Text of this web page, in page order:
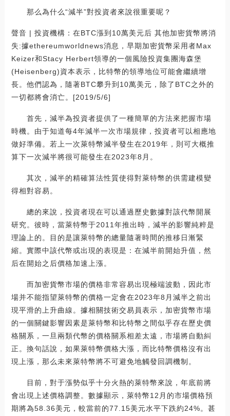
那么為什么“減半”對投資者來說很重要呢？
聲音 | 投資機構：在BTC漲到10萬美元后 其他加密貨幣將消
失:據ethereumworldnews消息，早期加密貨幣采用者Max
Keizer和Stacy Herbert領導的一個風險投資集團海森堡
(Heisenberg)資本表示，比特幣的領導地位可能會繼續增
長。他們認為，隨著BTC攀升到10萬美元，除了BTC之外的
一切都將會消亡。[2019/5/6]
首先，減半為投資者提供了一種簡單的方法來把握市場
時機。由于知道每4年減半一次市場規律，投資者可以相應地
做好準備。若上一次萊特幣減半發生在2019年，則可大概推
算下一次減半將很可能發生在2023年8月。
其次，減半的精確算法性質使得對萊特幣的供需建模變
得相對容易。
總的來說，投資者現在可以通過歷史數據對該代幣開展
研究。彼時，當萊特幣于2011年推出時，減半的影響純粹是
理論上的。目的是讓萊特幣的總量隨著時間的推移日漸緊
縮。實際中該代幣或出現的表現是：在減半前開始升值，然
后在開始之后價格加速上漲。
而加密貨幣市場的價格非常容易出現極端波動，因此市
場并不能指望萊特幣的價格一定會在2023年8月減半之前出
現平滑的上升曲線。據相關技術交易員表示，加密貨幣市場
的一個關鍵影響因素是萊特幣和比特幣之間似乎存在歷史價
格關系，一旦兩類代幣的價格關系相差太遠，市場將自動糾
正。換句話說，如果萊特幣價格大漲，而比特幣價格沒有出
現上漲，那么未來萊特幣將不可避免地觸發回調機制。
目前，對于漲勢似乎十分火熱的萊特幣來說，年底前將
會出現上述價格調整。數據顯示，萊特幣12月的市場價格預
期將為58.36美元，較當前的77.15美元水平下跌約24%。甚